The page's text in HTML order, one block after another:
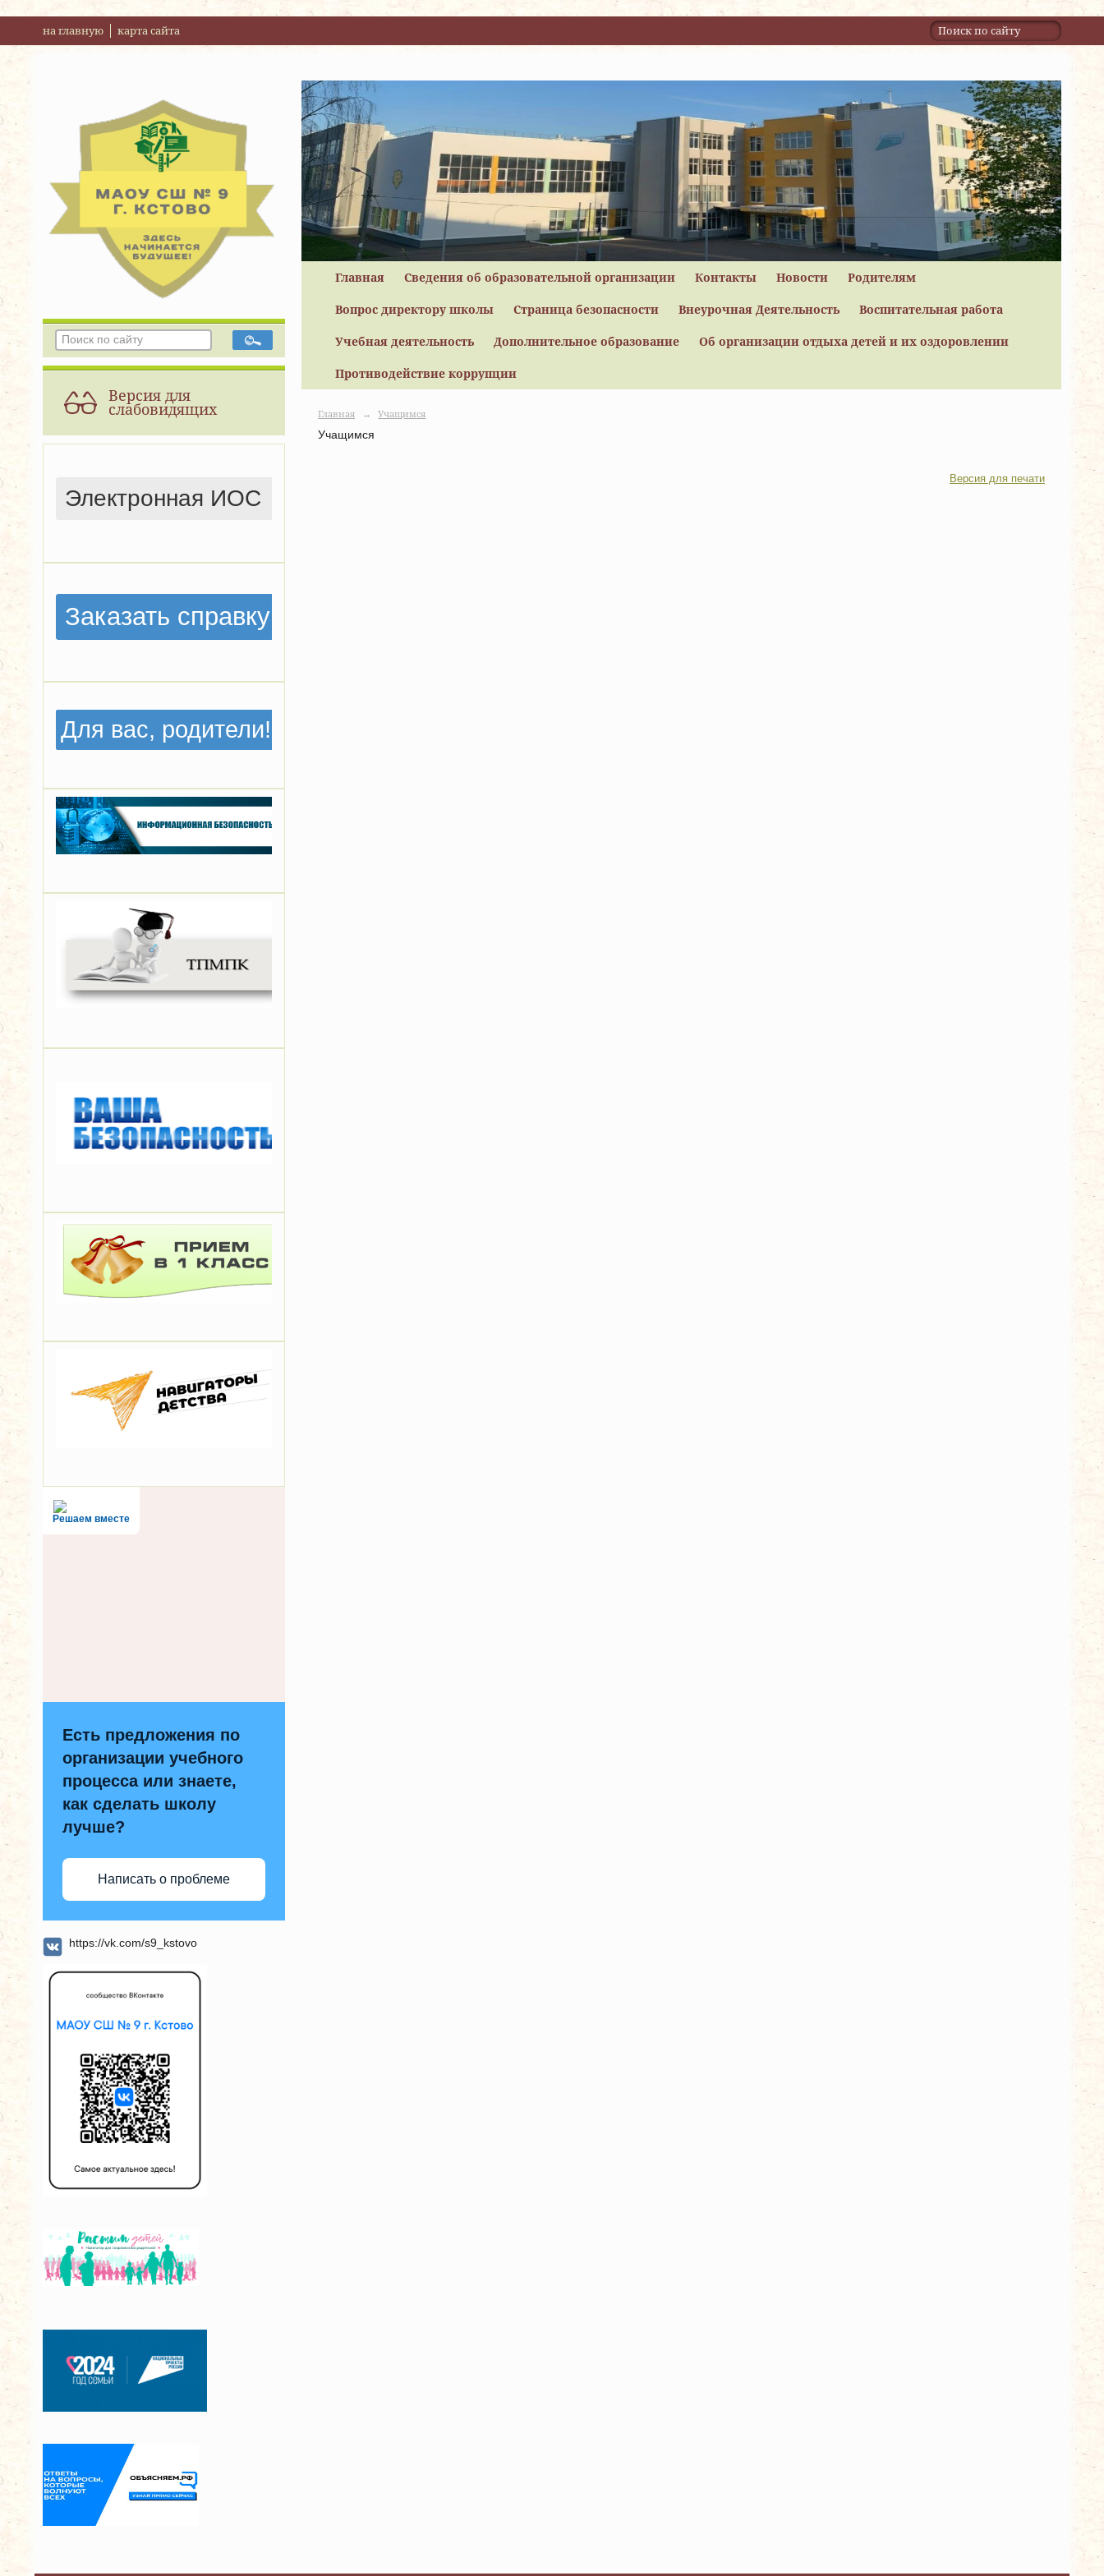
на главную карта сайта
Версия для
слабовидящих
Электронная ИОС
Заказать справку
Для вас, родители!
Решаем вместе
Есть предложения по
организации учебного
процесса или знаете,
как сделать школу
лучше?
Написать о проблеме
https://vk.com/s9_kstovo
Главная Сведения об образовательной организации Контакты Новости Родителям
Вопрос директору школы Страница безопасности Внеурочная Деятельность Воспитательная работа
Учебная деятельность Дополнительное образование Об организации отдыха детей и их оздоровлении
Противодействие коррупции
Главная →
Учащимся
Учащимся
Версия для печати